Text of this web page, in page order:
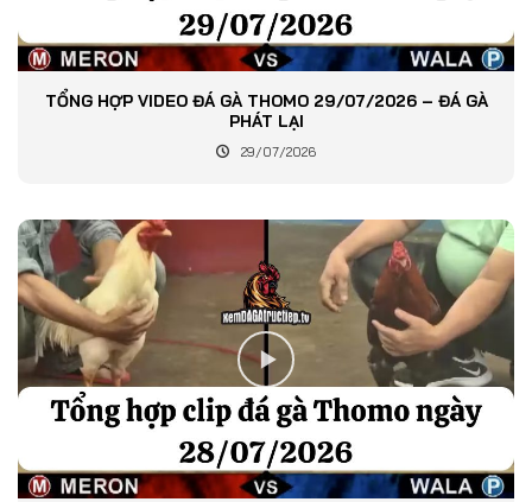
TỔNG HỢP VIDEO ĐÁ GÀ THOMO 29/07/2026 – ĐÁ GÀ
PHÁT LẠI
29/07/2026